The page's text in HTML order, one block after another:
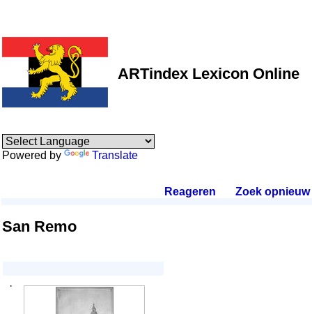
ARTindex Lexicon Online
Powered by Translate
Reageren Zoek opnieuw.
San Remo
·